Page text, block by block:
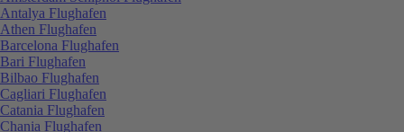
Antalya Flughafen
Athen Flughafen
Barcelona Flughafen
Bari Flughafen
Bilbao Flughafen
Cagliari Flughafen
Catania Flughafen
Chania Flughafen